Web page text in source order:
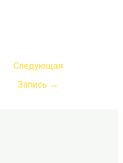
Следующая
Запись →